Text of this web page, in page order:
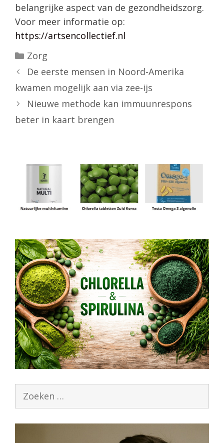
belangrijke aspect van de gezondheidszorg.
Voor meer informatie op:
https://artsencollectief.nl
Categorieën
Zorg
De eerste mensen in Noord-Amerika
kwamen mogelijk aan via zee-ijs
Nieuwe methode kan immuunrespons
beter in kaart brengen
Zoek